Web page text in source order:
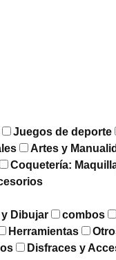
Juegos de deporte
Artes y
Coquetería:
Dibujar combos
Herramientas
Disfraces y